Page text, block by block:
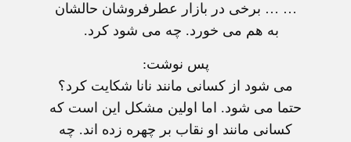
… … برخی در بازار عطرفروشان حالشان
به هم می خورد. چه می شود کرد.
پس نوشت:
می شود از کسانی مانند نانا شکایت کرد؟
حتما می شود. اما اولین مشکل این است که
کسانی مانند او نقاب بر چهره زده اند. چه